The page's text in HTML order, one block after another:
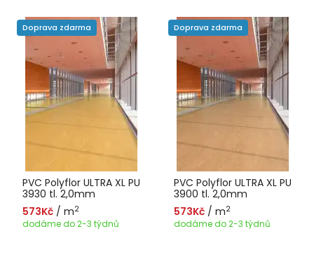
PVC Polyflor ULTRA XL PU
3930 tl. 2,0mm
573Kč / m2
dodáme do 2-3 týdnů
Doprava zdarma
PVC Polyflor ULTRA XL PU
3900 tl. 2,0mm
573Kč / m2
dodáme do 2-3 týdnů
Doprava zdarma